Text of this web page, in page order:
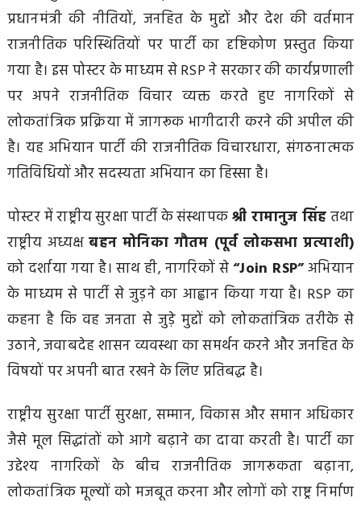
प्रधानमंत्री की नीतियों, जनहित के मुद्दों और देश की वर्तमान
राजनीतिक परिस्थितियों पर पार्टी का दृष्टिकोण प्रस्तुत किया
गया है। इस पोस्टर के माध्यम से RSP ने सरकार की कार्यप्रणाली
पर अपने राजनीतिक विचार व्यक्त करते हुए नागरिकों से
लोकतांत्रिक प्रक्रिया में जागरूक भागीदारी करने की अपील की
है। यह अभियान पार्टी की राजनीतिक विचारधारा, संगठनात्मक
गतिविधियों और सदस्यता अभियान का हिस्सा है।
पोस्टर में राष्ट्रीय सुरक्षा पार्टी के संस्थापकश्री रामानुज सिंहतथा
राष्ट्रीय अध्यक्षबहन मोनिका गौतम (पूर्व लोकसभा प्रत्याशी)
को दर्शाया गया है। साथ ही, नागरिकों से“Join RSP”अभियान
के माध्यम से पार्टी से जुड़ने का आह्वान किया गया है। RSP का
कहना है कि वह जनता से जुड़े मुद्दों को लोकतांत्रिक तरीके से
उठाने, जवाबदेह शासन व्यवस्था का समर्थन करने और जनहित के
विषयों पर अपनी बात रखने के लिए प्रतिबद्ध है।
राष्ट्रीय सुरक्षा पार्टी सुरक्षा, सम्मान, विकास और समान अधिकार
जैसे मूल सिद्धांतों को आगे बढ़ाने का दावा करती है। पार्टी का
उद्देश्य नागरिकों के बीच राजनीतिक जागरूकता बढ़ाना,
लोकतांत्रिक मूल्यों को मजबूत करना और लोगों को राष्ट्र निर्माण